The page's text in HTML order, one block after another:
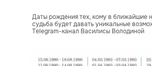
Даты рождения тех, кому в ближайшие
судьба будет давать уникальные
Telegram-канал Василисы Володиной